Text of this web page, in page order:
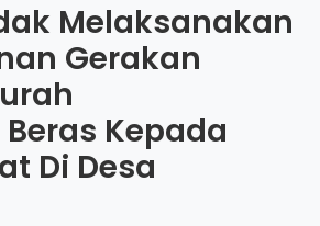
Melaksanakan
Gerakan
Kepada
Di Desa